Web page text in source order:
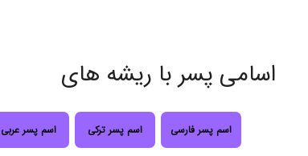
اسامی پسر با ریشه های
اسم پسر فارسی اسم پسر ترکی اسم پسر عربی